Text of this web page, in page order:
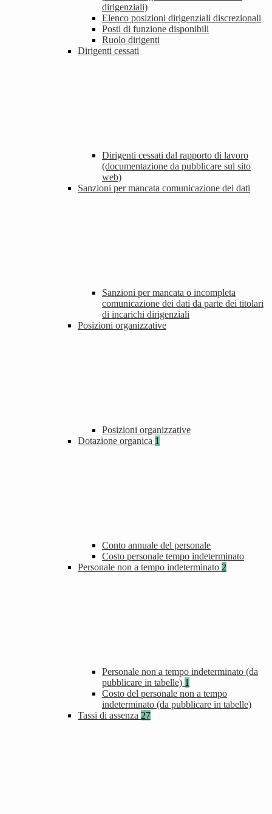
dirigenziali)
Elenco posizioni dirigenziali discrezionali
Posti di funzione disponibili
Ruolo dirigenti
Dirigenti cessati
Dirigenti cessati dal rapporto di lavoro
(documentazione da pubblicare sul sito
web)
Sanzioni per mancata comunicazione dei dati
Sanzioni per mancata o incompleta
comunicazione dei dati da parte dei titolari
di incarichi dirigenziali
Posizioni organizzative
Posizioni organizzative
Dotazione organica 1
Conto annuale del personale
Costo personale tempo indeterminato
Personale non a tempo indeterminato 2
Personale non a tempo indeterminato (da
pubblicare in tabelle) 1
Costo del personale non a tempo
indeterminato (da pubblicare in tabelle)
Tassi di assenza 27